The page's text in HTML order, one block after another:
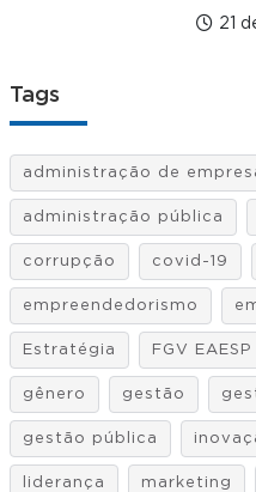
21
Tags
administração de
administração pública
corrupção covid-19
empreendedorismo
Estratégia FGV EAESP
gênero gestão
gestão pública
liderança marketing